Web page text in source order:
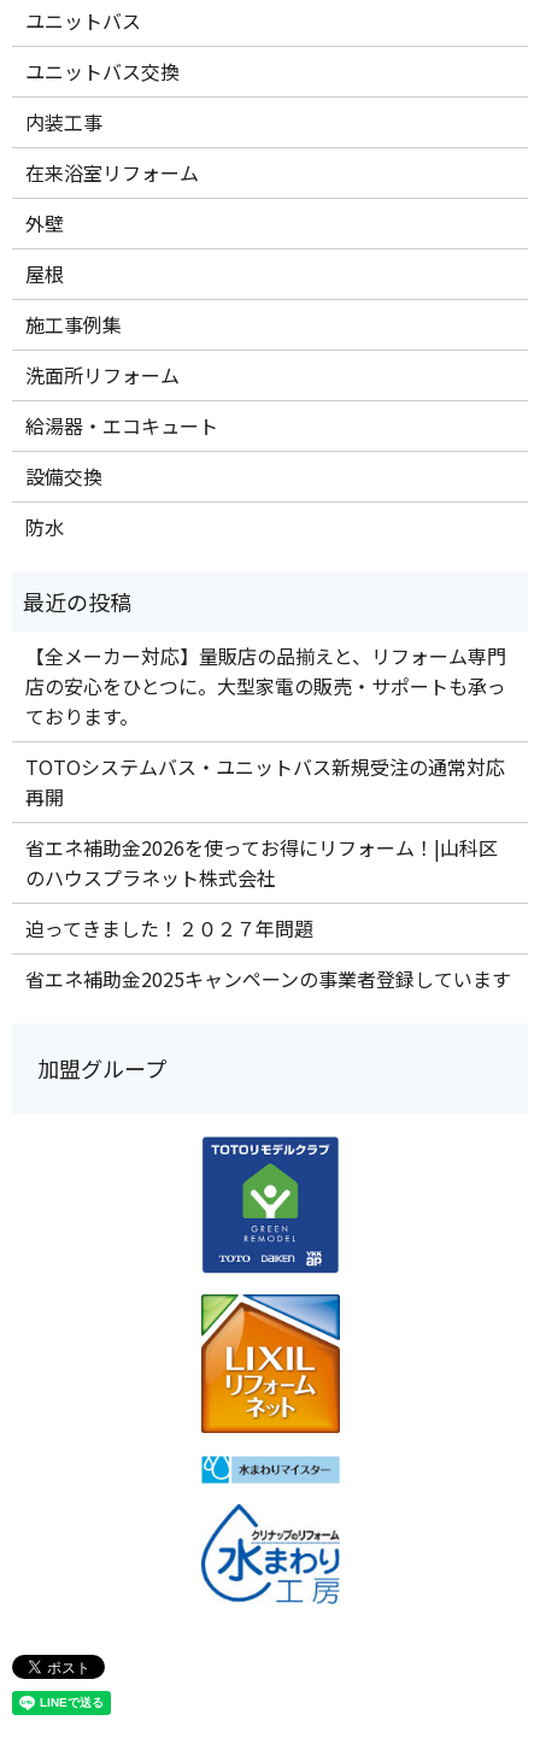
ユニットバス
ユニットバス交換
内装工事
在来浴室リフォーム
外壁
屋根
施工事例集
洗面所リフォーム
給湯器・エコキュート
設備交換
防水
【全メーカー対応】量販店の品揃えと、リフォーム専門
店の安心をひとつに。大型家電の販売・サポートも承っ
ております。
TOTOシステムバス・ユニットバス新規受注の通常対応
再開
省エネ補助金2026を使ってお得にリフォーム！|山科区
のハウスプラネット株式会社
迫ってきました！２０２７年問題
省エネ補助金2025キャンペーンの事業者登録しています
加盟グループ